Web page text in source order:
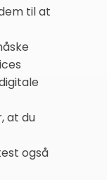
til at
at du
også